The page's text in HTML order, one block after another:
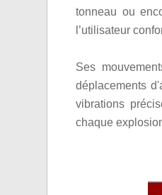
tonneau ou
l’utilisateur
Ses
déplacements
vibrations
chaque